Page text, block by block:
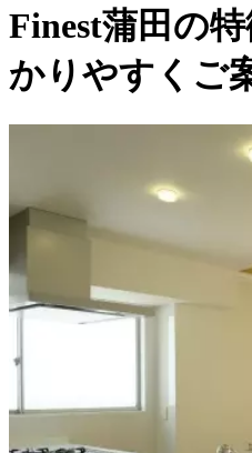
Finest蒲田の
かりやすくご